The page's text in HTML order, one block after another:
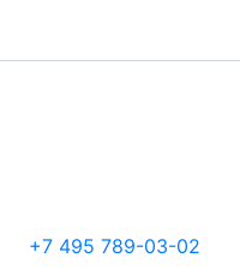
+7 495 789-03-02